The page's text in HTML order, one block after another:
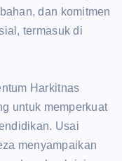
dan komitmen
termasuk di
Harkitnas
untuk memperkuat
Usai
menyampaikan